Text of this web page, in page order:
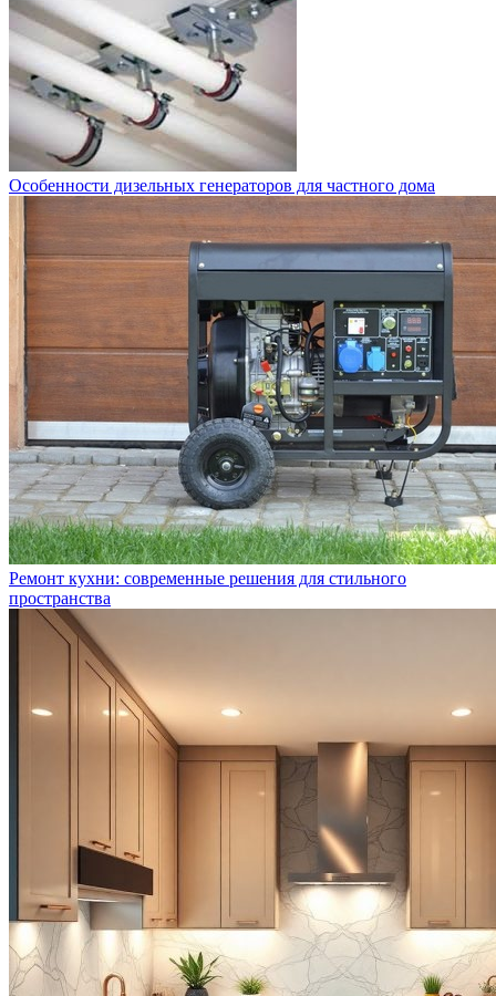
Особенности дизельных генераторов для частного дома
Ремонт кухни: современные решения для стильного
пространства